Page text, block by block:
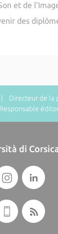
et de
des
Directeur de la
di